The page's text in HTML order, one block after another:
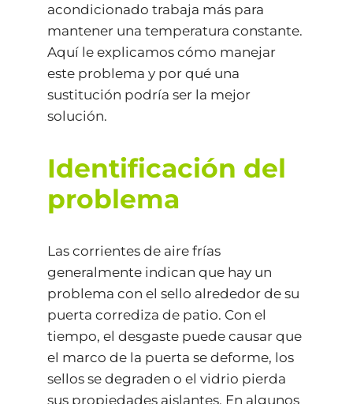
acondicionado trabaja más para
mantener una temperatura constante.
Aquí le explicamos cómo manejar
este problema y por qué una
sustitución podría ser la mejor
solución.
Identificación del
problema
Las corrientes de aire frías
generalmente indican que hay un
problema con el sello alrededor de su
puerta corrediza de patio. Con el
tiempo, el desgaste puede causar que
el marco de la puerta se deforme, los
sellos se degraden o el vidrio pierda
sus propiedades aislantes. En algunos